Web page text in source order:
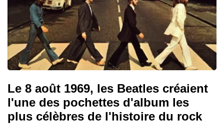
Le 8 août 1969, les Beatles créaient
l'une des pochettes d'album les
plus célèbres de l'histoire du rock